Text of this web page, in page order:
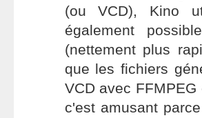
(ou VCD), Kino
également
(nettement plus
que les fichiers
VCD avec
c'est amusant